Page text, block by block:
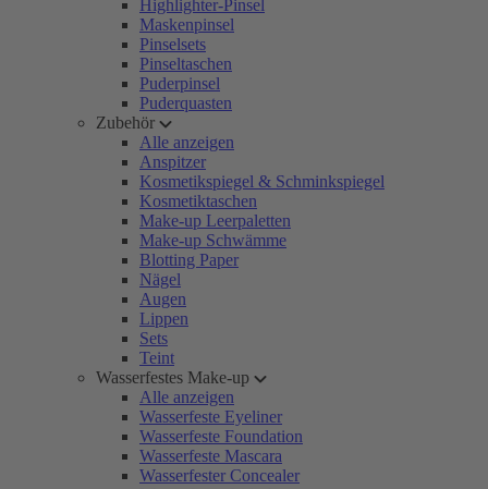
Highlighter-Pinsel
Maskenpinsel
Pinselsets
Pinseltaschen
Puderpinsel
Puderquasten
Zubehör
Alle anzeigen
Anspitzer
Kosmetikspiegel & Schminkspiegel
Kosmetiktaschen
Make-up Leerpaletten
Make-up Schwämme
Blotting Paper
Nägel
Augen
Lippen
Sets
Teint
Wasserfestes Make-up
Alle anzeigen
Wasserfeste Eyeliner
Wasserfeste Foundation
Wasserfeste Mascara
Wasserfester Concealer